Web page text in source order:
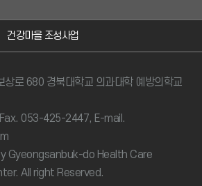
건강마을 조성사업
상로 680 경북대학교 의과대학 예방의학교
053-425-2447, E-mail.
Gyeongsanbuk-do Health Care
All right Reserved.